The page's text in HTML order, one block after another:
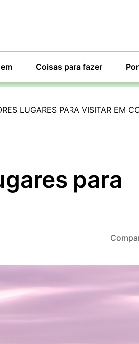
Coisas para fazer
LUGARES PARA VISITAR EM
para